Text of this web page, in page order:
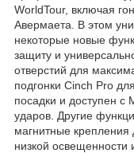
WorldTour, включая
Авермаета. В этом
некоторые новые
защиту и
отверстий для
подгонки Cinch Pro
посадки и доступен с
ударов. Другие
магнитные
низкой